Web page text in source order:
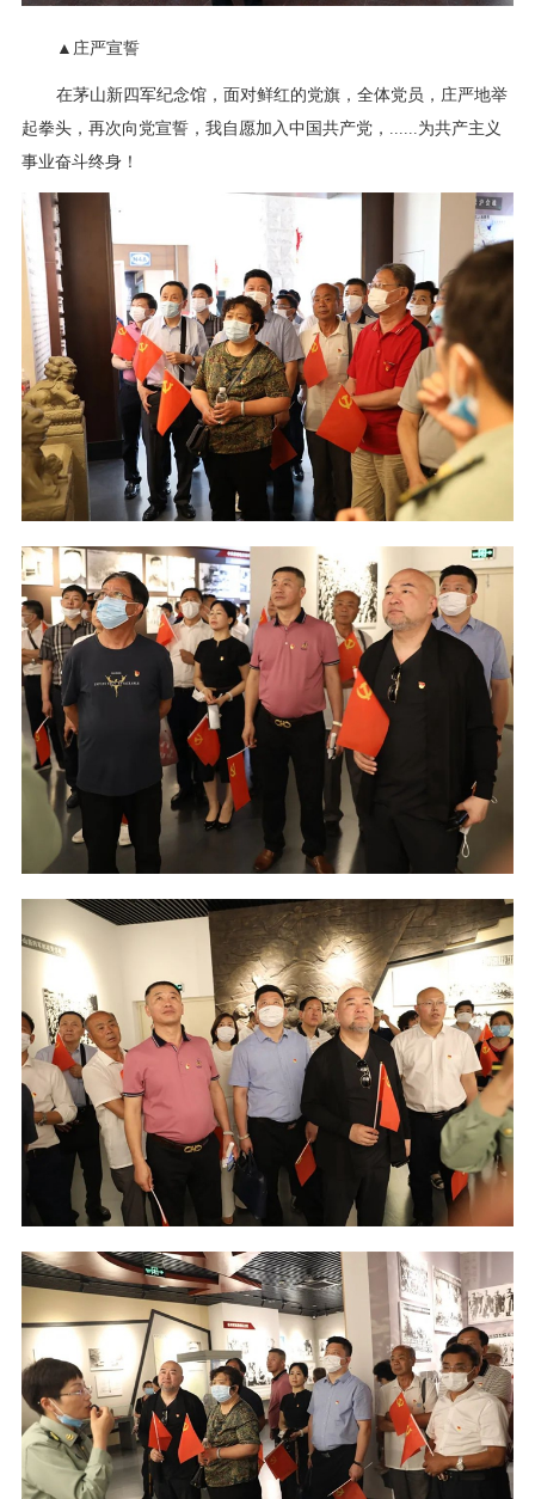
▲庄严宣誓
在茅山新四军纪念馆，面对鲜红的党旗，全体党员，庄严地举
起拳头，再次向党宣誓，我自愿加入中国共产党，......为共产主义
事业奋斗终身！